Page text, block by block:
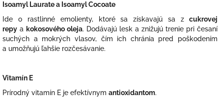
Isoamyl Laurate a Isoamyl Cocoate
Ide o rastlinné emolienty, ktoré sa získavajú sa z cukrovej
repy a kokosového oleja. Dodávajú lesk a znižujú trenie pri česaní
suchých a mokrých vlasov, čím ich chránia pred poškodením
a umožňujú ľahšie rozčesávanie.
Vitamín E
Prírodný vitamín E je efektívnym antioxidantom.